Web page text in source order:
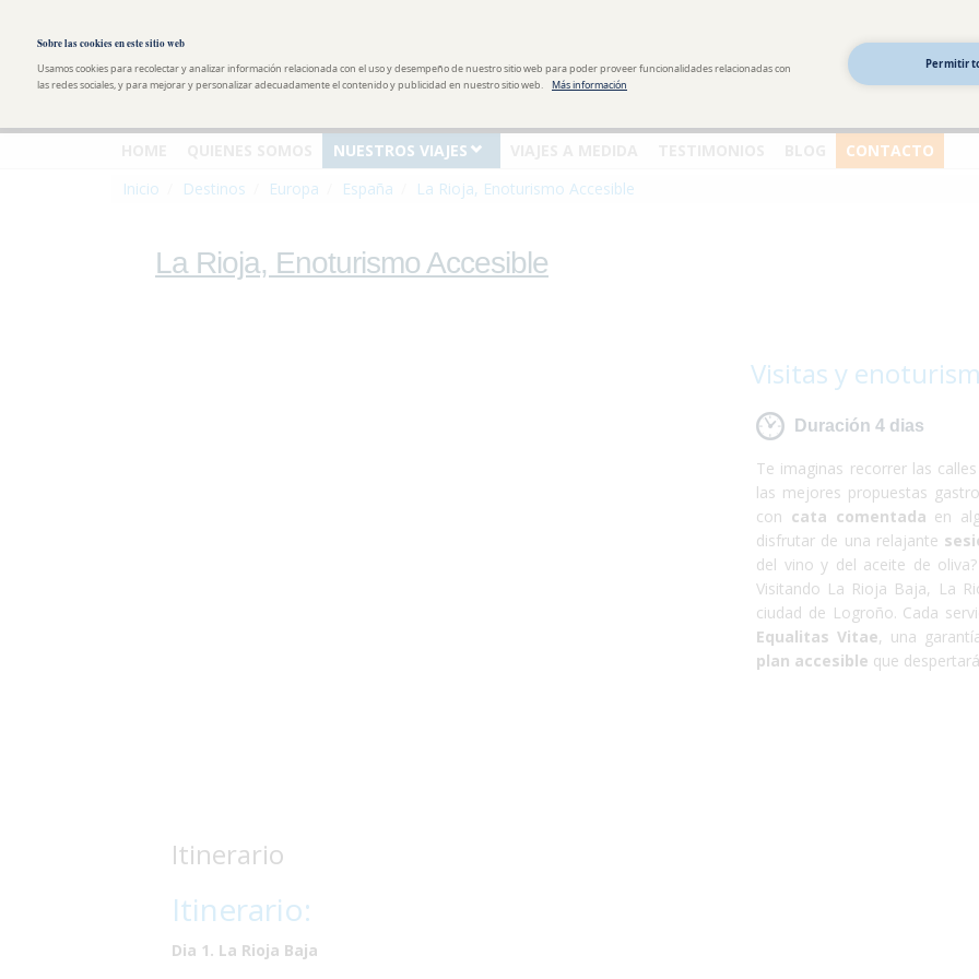
Sobre las cookies en este sitio web
Usamos cookies para recolectar y analizar información relacionada con el uso y desempeño de nuestro sitio web para poder proveer funcionalidades relacionadas con
las redes sociales, y para mejorar y personalizar adecuadamente el contenido y publicidad en nuestro sitio web.
Más información
Permitir
Agencia de viajes y turismo accesible
NUESTROS VIAJES
CONTACTO
Inicio
Destinos Europa España La Rioja, Enoturismo Accesible
La Rioja, Enoturismo Accesible
Visitas y
Duración 4 dias
Te imaginas recorrer las
las mejores propuestas
con cata comentada en
disfrutar de una relajante
del vino y del aceite de
Visitando La Rioja Baja, La
ciudad de Logroño. Cada
Equalitas Vitae, una
plan accesible que
Itinerario
Itinerario:
Dia 1. La Rioja Baja